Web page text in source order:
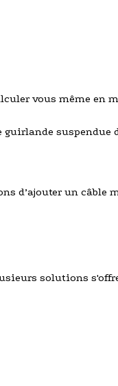
vous même en
suspendue
d’ajouter un câble
solutions